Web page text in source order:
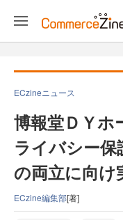
ECzineニュース
博報堂ＤＹホ
ライバシー
の両立に向け
ECzine編集部[著]